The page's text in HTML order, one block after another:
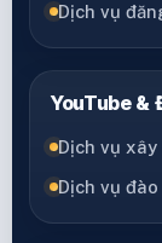
Dịch vụ
YouTube &
Dịch vụ xây
Dịch vụ